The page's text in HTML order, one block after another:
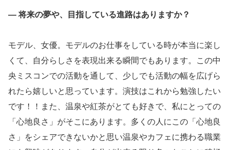
― 将来の夢や、目指している進路はありますか？
モデル、女優。モデルのお仕事をしている時が本当に楽し
くて、自分らしさを表現出来る瞬間でもあります。この中
央ミスコンでの活動を通して、少しでも活動の幅を広げら
れたら嬉しいと思っています。演技はこれから勉強したい
です！！また、温泉や紅茶がとても好きで、私にとっての
「心地良さ」がそこにあります。多くの人にこの「心地良
さ」をシェアできないかと思い温泉やカフェに携わる職業